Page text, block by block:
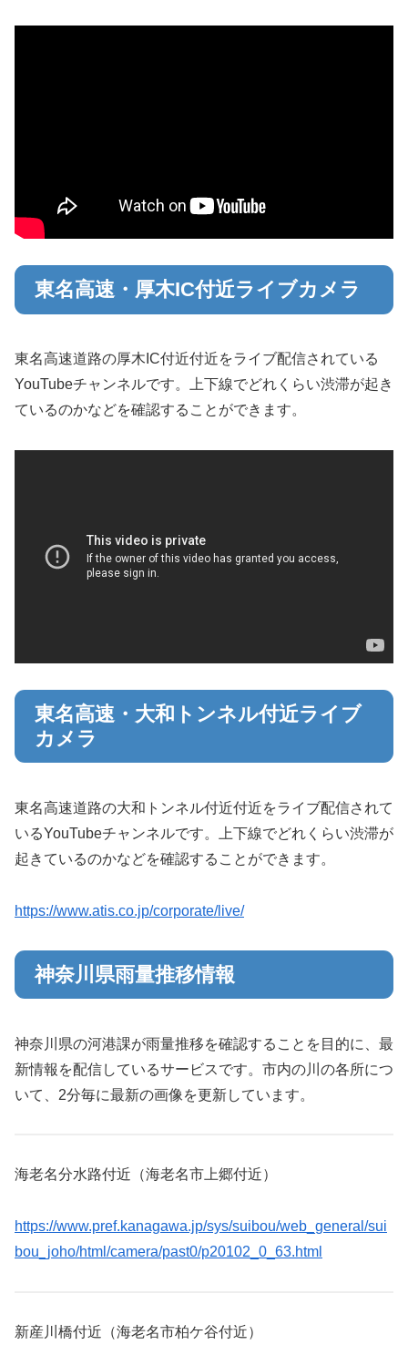
東名高速・厚木IC付近ライブカメラ
東名高速道路の厚木IC付近付近をライブ配信されている
YouTubeチャンネルです。上下線でどれくらい渋滞が起き
ているのかなどを確認することができます。
東名高速・大和トンネル付近ライブ
カメラ
東名高速道路の大和トンネル付近付近をライブ配信されて
いるYouTubeチャンネルです。上下線でどれくらい渋滞が
起きているのかなどを確認することができます。
https://www.atis.co.jp/corporate/live/
神奈川県雨量推移情報
神奈川県の河港課が雨量推移を確認することを目的に、最
新情報を配信しているサービスです。市内の川の各所につ
いて、2分毎に最新の画像を更新しています。
海老名分水路付近（海老名市上郷付近）
https://www.pref.kanagawa.jp/sys/suibou/web_general/sui
bou_joho/html/camera/past0/p20102_0_63.html
新産川橋付近（海老名市柏ケ谷付近）